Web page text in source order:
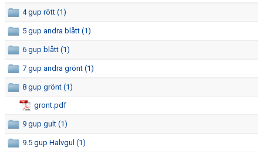
4 gup rött (1)
5 gup andra blått (1)
6 gup blått (1)
7 gup andra grönt (1)
8 gup grönt (1)
gront.pdf
9 gup gult (1)
9.5 gup Halvgul (1)